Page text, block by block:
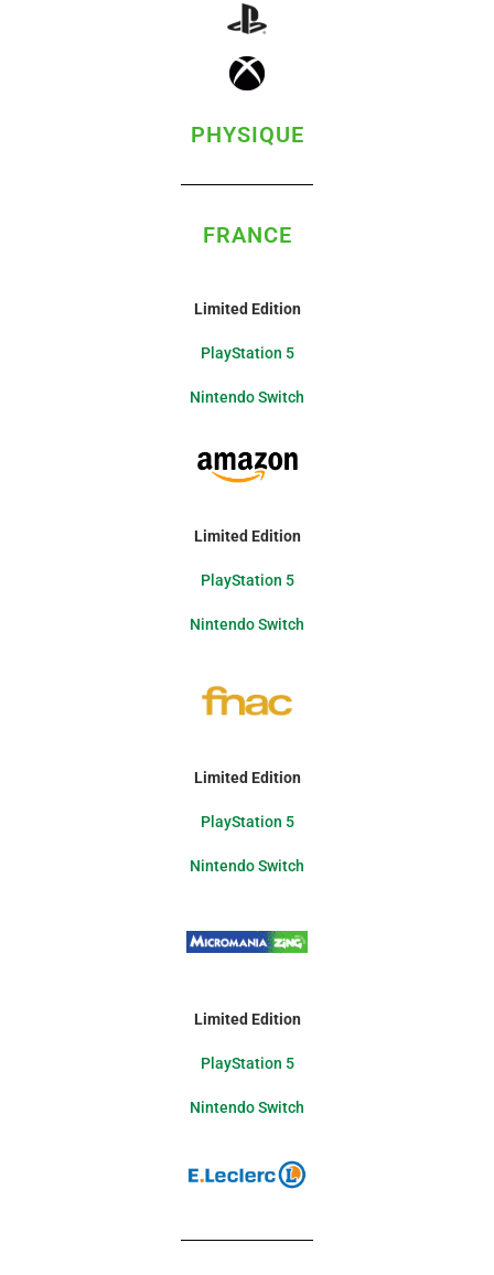
PHYSIQUE
FRANCE
Limited Edition
PlayStation 5
Nintendo Switch
Limited Edition
PlayStation 5
Nintendo Switch
Limited Edition
PlayStation 5
Nintendo Switch
Limited Edition
PlayStation 5
Nintendo Switch